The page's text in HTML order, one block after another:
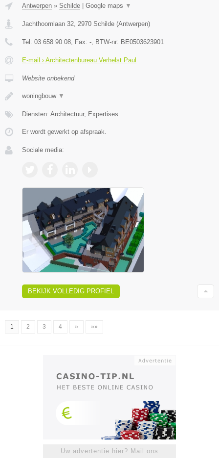
Antwerpen » Schilde | Google maps ▼
Jachthoornlaan 32 2970 Schilde (Antwerpen)
Tel: 03 658 90 08 , Fax: - , BTW-nr: BE0503623901
E-mail › Architectenbureau Verhelst Paul
Website onbekend
woningbouw ▼
Diensten: Architectuur, Expertises
Er wordt gewerkt op afspraak.
Sociale media:
BEKIJK VOLLEDIG PROFIEL
1 2 3 4 » »»
Uw advertentie hier? Mail ons